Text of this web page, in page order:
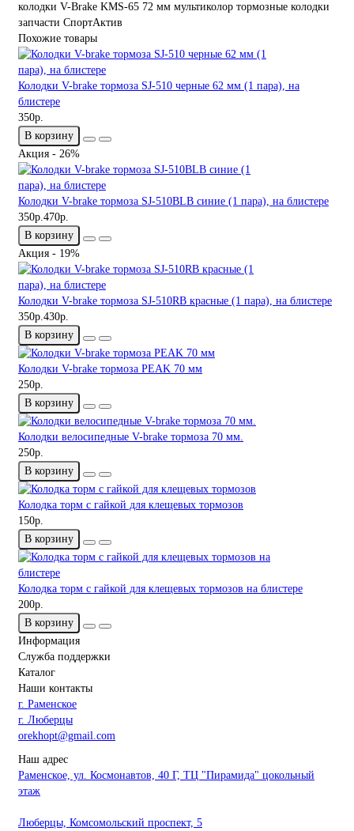
колодки V-Brake KMS-65 72 мм мультиколор тормозные колодки
запчасти СпортАктив
Похожие товары
Колодки V-brake тормоза SJ-510 черные 62 мм (1 пара), на
блистере
350р.
В корзину
Акция - 26%
Колодки V-brake тормоза SJ-510BLB синие (1 пара), на блистере
350р.470р.
В корзину
Акция - 19%
Колодки V-brake тормоза SJ-510RB красные (1 пара), на блистере
350р.430р.
В корзину
Колодки V-brake тормоза PEAK 70 мм
250р.
В корзину
Колодки велосипедные V-brake тормоза 70 мм.
250р.
В корзину
Колодка торм с гайкой для клещевых тормозов
150р.
В корзину
Колодка торм с гайкой для клещевых тормозов на блистере
200р.
В корзину
Информация
Служба поддержки
Каталог
Наши контакты
г. Раменское
г. Люберцы
orekhopt@gmail.com
Наш адрес
Раменское, ул. Космонавтов, 40 Г, ТЦ "Пирамида" цокольный
этаж
Люберцы, Комсомольский проспект, 5